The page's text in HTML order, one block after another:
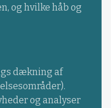
og hvilke håb og
dækning af
og analyser